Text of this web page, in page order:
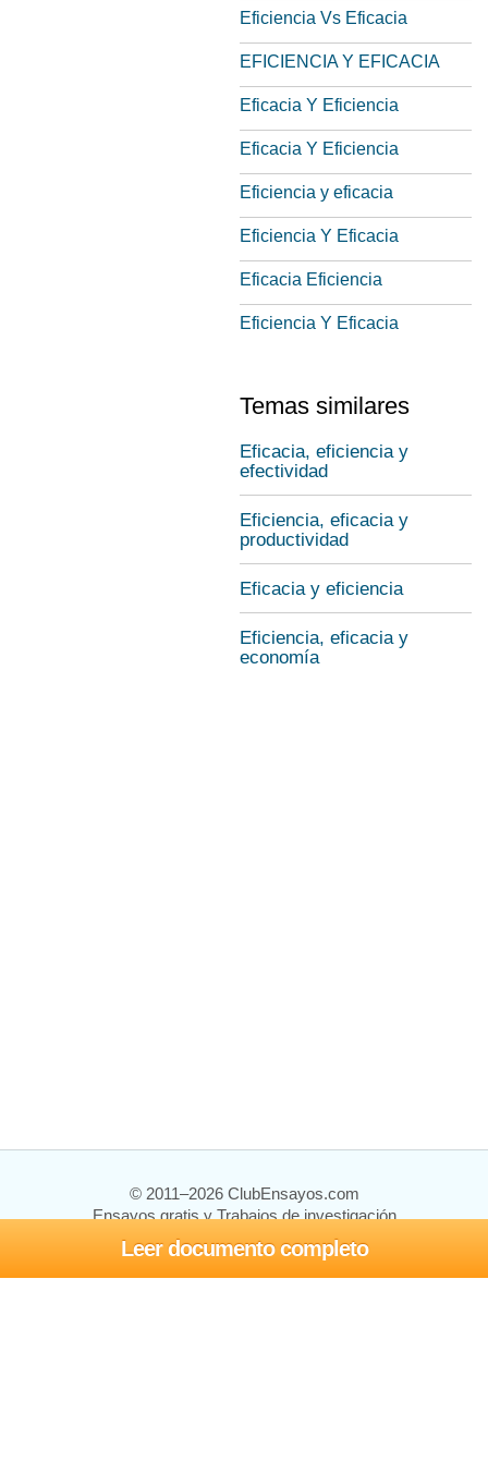
Leer documento completo
Eficiencia Vs Eficacia
EFICIENCIA Y EFICACIA
Eficacia Y Eficiencia
Eficacia Y Eficiencia
Eficiencia y eficacia
Eficiencia Y Eficacia
Eficacia Eficiencia
Eficiencia Y Eficacia
Temas similares
Eficacia, eficiencia y
efectividad
Eficiencia, eficacia y
productividad
Eficacia y eficiencia
Eficiencia, eficacia y
economía
© 2011–2026 ClubEnsayos.com
Ensayos gratis y Trabajos de investigación